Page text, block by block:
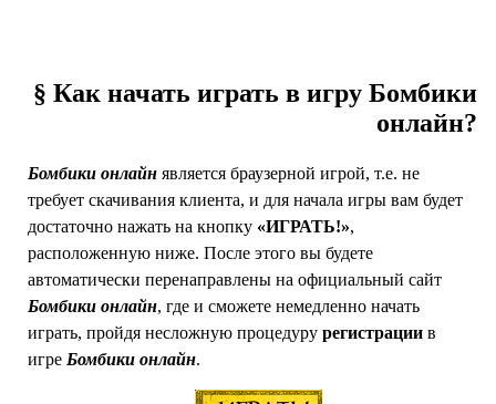
§ Как начать играть в игру Бомбики
онлайн?
Бомбики онлайнявляется браузерной игрой, т.е. не
требует скачивания клиента, и для начала игры вам будет
достаточно нажать на кнопку «ИГРАТЬ!»,
расположенную ниже. После этого вы будете
автоматически перенаправлены на официальный сайт
Бомбики онлайн, где и сможете немедленно начать
играть, пройдя несложную процедуру регистрациив
игре Бомбики онлайн.